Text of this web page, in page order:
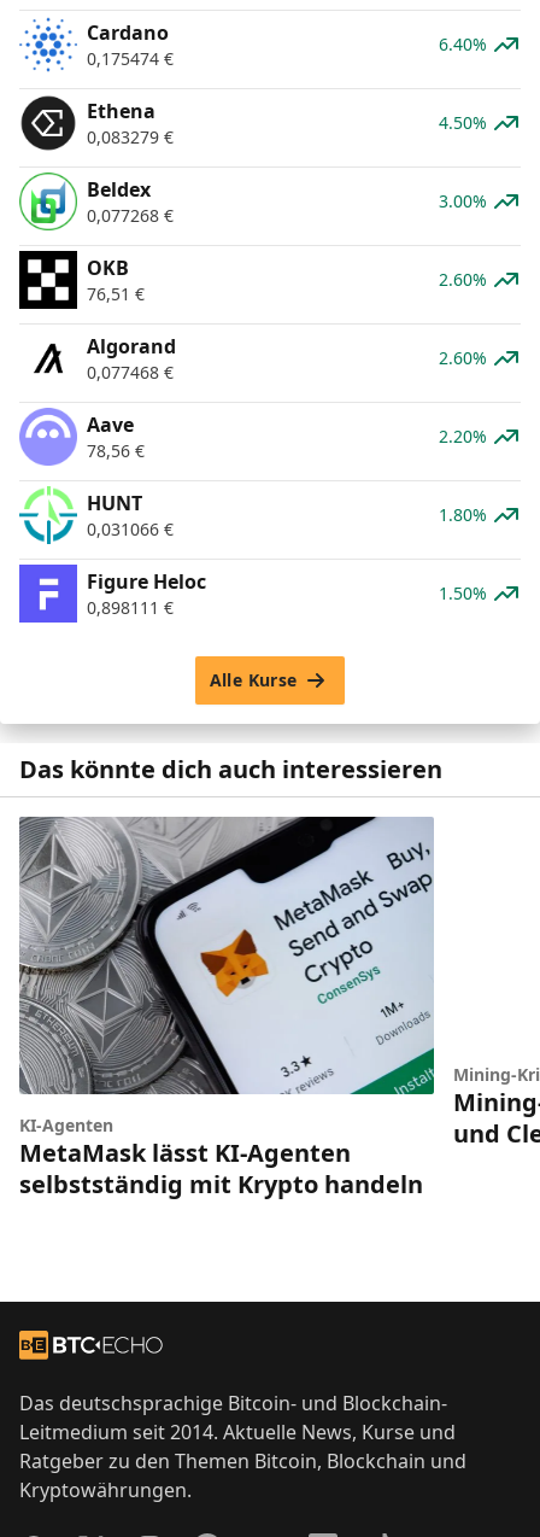
Cardano
0,175474 €
6.40%
Ethena
0,083279 €
4.50%
Beldex
0,077268 €
3.00%
OKB
76,51 €
2.60%
Algorand
0,077468 €
2.60%
Aave
78,56 €
2.20%
HUNT
0,031066 €
1.80%
Figure Heloc
0,898111 €
1.50%
Alle Kurse
Das könnte dich auch interessieren
KI-Agenten
MetaMask lässt KI-Agenten
selbstständig mit Krypto handeln
Mining-
und
Zur Startseite
Das deutschsprachige Bitcoin- und Blockchain-
Leitmedium seit 2014. Aktuelle News, Kurse und
Ratgeber zu den Themen Bitcoin, Blockchain und
Kryptowährungen.